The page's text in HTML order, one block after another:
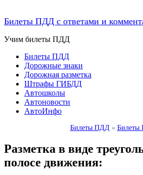
Билеты ПДД с ответами и
Учим билеты ПДД
Билеты ПДД
Дорожные знаки
Дорожная разметка
Штрафы ГИБДД
Автошколы
Автоновости
АвтоИнфо
Билеты ПДД »
Разметка в виде
полосе движения: